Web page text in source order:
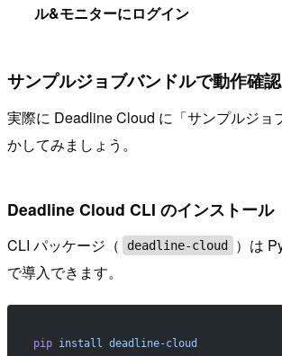
ル&モニターにログイン
サンプルジョブバンドルで動作確認
実際に Deadline Cloud に「サンプルジョ
かしてみましょう。
Deadline Cloud CLI のインストール
CLI パッケージ（ deadline-cloud
）は
で導入できます。
pip install deadline-cloud